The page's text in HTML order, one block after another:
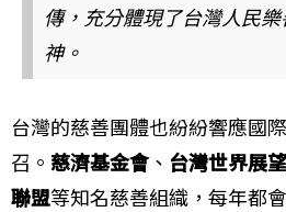
傳，充分體現了台灣人民
神。
台灣的慈善團體也紛紛響應國
召。 慈濟基金會、 台灣世界展
聯盟等知名慈善組織，每年都